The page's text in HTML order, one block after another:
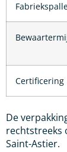
Certificering
De
rechtstreeks
Saint-Astier.